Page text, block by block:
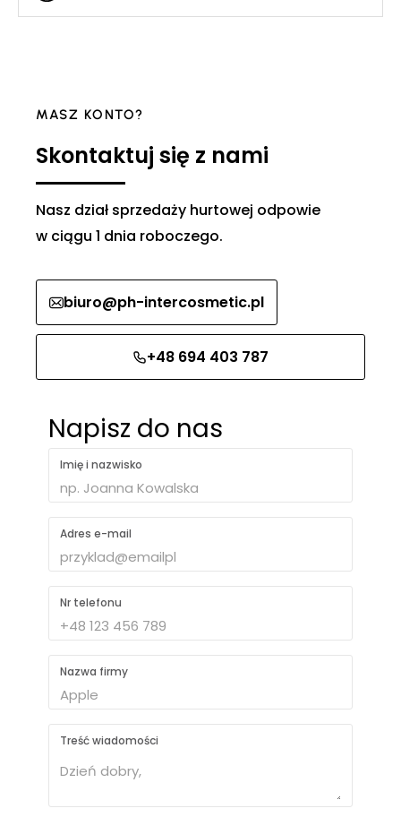
MASZ KONTO?
Skontaktuj się z nami
Nasz dział sprzedaży hurtowej odpowie
w ciągu 1 dnia roboczego.
biuro@ph-intercosmetic.pl
+48 694 403 787
Napisz do nas
Imię i nazwisko
Adres e-mail
Nr telefonu
Nazwa firmy
Treść wiadomości